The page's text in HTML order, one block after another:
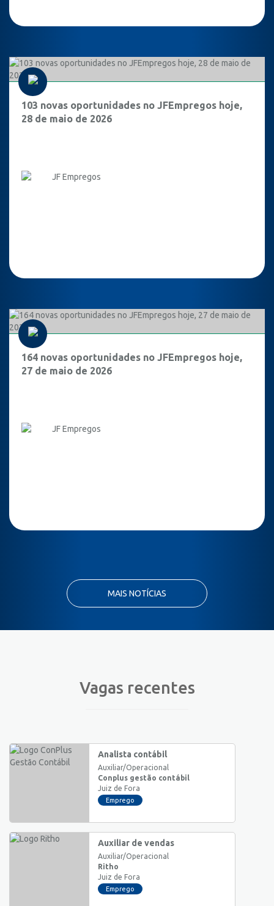
103 novas oportunidades no JFEmpregos hoje,
28 de maio de 2026
JF Empregos
164 novas oportunidades no JFEmpregos hoje,
27 de maio de 2026
JF Empregos
MAIS NOTÍCIAS
Vagas recentes
Analista contábil
Auxiliar/Operacional
Conplus gestão contábil
Juiz de Fora
Emprego
Auxiliar de vendas
Auxiliar/Operacional
Ritho
Juiz de Fora
Emprego